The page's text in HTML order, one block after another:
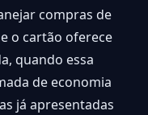
compras de
o cartão oferece
quando essa
de economia
já apresentadas